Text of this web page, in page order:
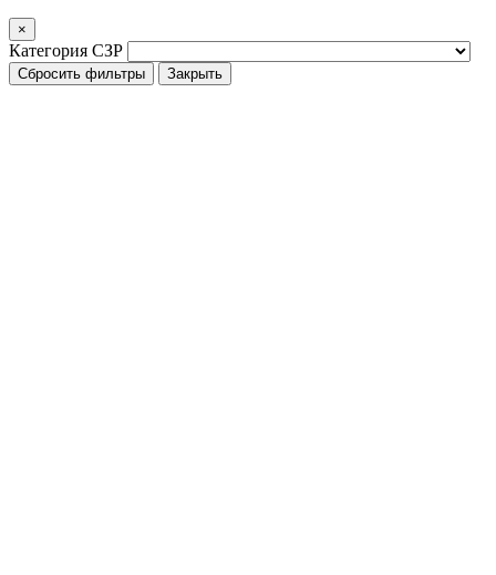
×
Категория СЗР
Сбросить фильтры Закрыть